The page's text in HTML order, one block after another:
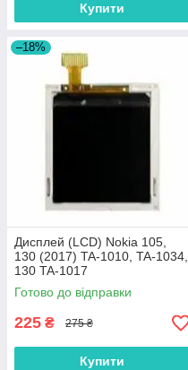
Купити
–18%
Дисплей (LCD) Nokia 105,
130 (2017) TA-1010, TA-1034,
130 TA-1017
Готово до відправки
225 ₴ 275 ₴
Купити